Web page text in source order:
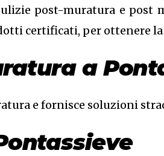
post-muratura e post
certificati, per ottenere
a
e fornisce soluzioni